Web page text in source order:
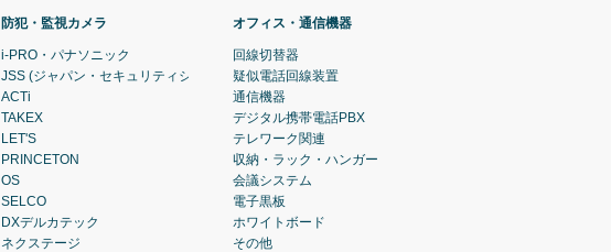
防犯・監視カメラ
i-PRO・パナソニック
JSS (ジャパン・セキュリティシステム)
ACTi
TAKEX
LET'S
PRINCETON
OS
SELCO
DXデルカテック
ネクステージ
オフィス・通信機器
回線切替器
疑似電話回線装置
通信機器
デジタル携帯電話PBX
テレワーク関連
収納・ラック・ハンガー
会議システム
電子黒板
ホワイトボード
その他